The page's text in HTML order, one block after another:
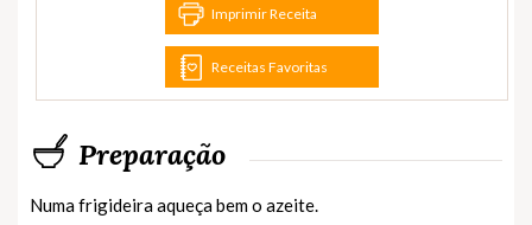
Imprimir Receita
Receitas Favoritas
Preparação
Numa frigideira aqueça bem o azeite.